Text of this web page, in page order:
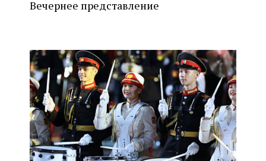
Вечернее представление